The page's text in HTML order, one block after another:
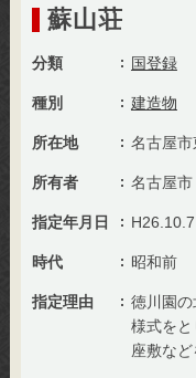
蘇山荘
分類 国登録
種別 建造物
所在地 名古屋
所有者 名古屋市
指定年月日 H26.10.7
時代 昭和前
指定理由
徳川園
様式を
座敷など